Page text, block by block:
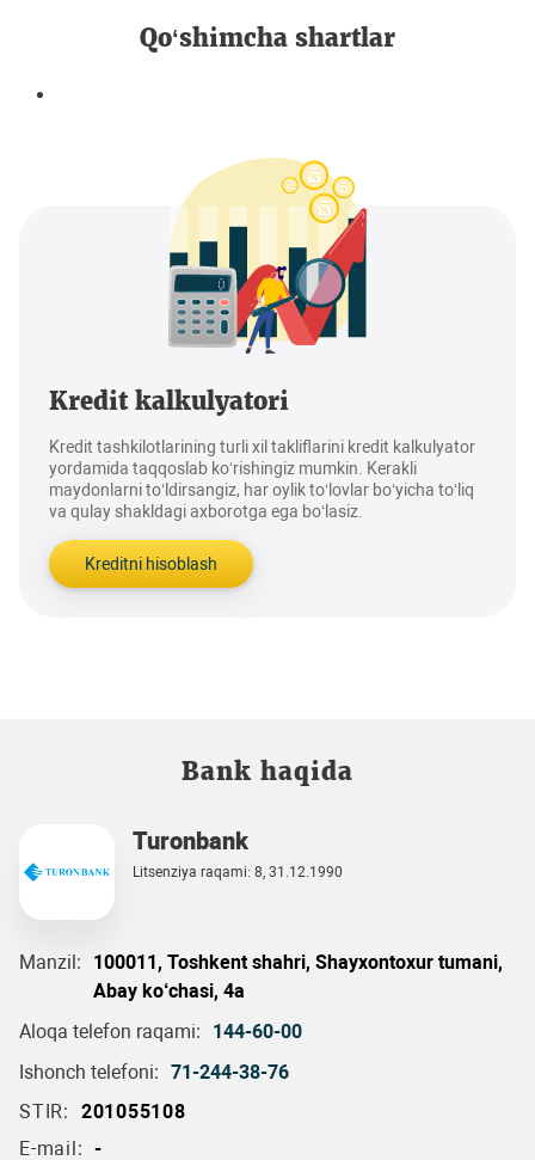
Qo‘shimcha shartlar
Kredit kalkulyatori
Kredit tashkilotlarining turli xil takliflarini kredit kalkulyator
yordamida taqqoslab ko‘rishingiz mumkin. Kerakli
maydonlarni to‘ldirsangiz, har oylik to‘lovlar bo‘yicha to‘liq
va qulay shakldagi axborotga ega bo‘lasiz.
Kreditni hisoblash
Bank haqida
Turonbank
Litsenziya raqami: 8, 31.12.1990
Manzil:
100011, Toshkent shahri, Shayxontoxur tumani,
Abay ko‘chasi, 4a
Aloqa telefon raqami:
144-60-00
Ishonch telefoni: 71-244-38-76
STIR:
201055108
E-mail: -